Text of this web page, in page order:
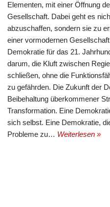
Elementen, mit einer Öffnung
Gesellschaft. Dabei geht es
abzuschaffen, sondern sie zu
einer vormodernen
Demokratie für das 21.
darum, die Kluft zwischen
schließen, ohne die
zu gefährden. Die Zukunft der
Beibehaltung überkommener
Transformation. Eine
sich selbst. Eine Demokratie,
Probleme zu… Weiterlesen »